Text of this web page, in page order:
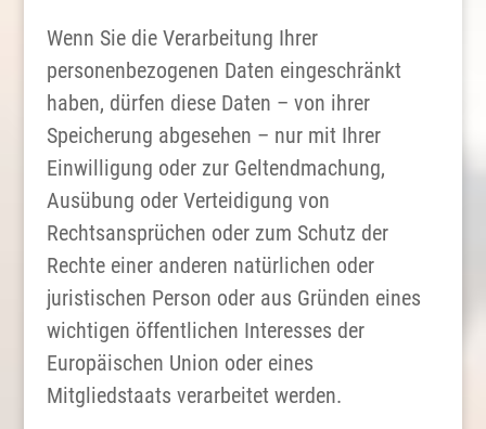
Wenn Sie die Verarbeitung Ihrer
personenbezogenen Daten eingeschränkt
haben, dürfen diese Daten – von ihrer
Speicherung abgesehen – nur mit Ihrer
Einwilligung oder zur Geltendmachung,
Ausübung oder Verteidigung von
Rechtsansprüchen oder zum Schutz der
Rechte einer anderen natürlichen oder
juristischen Person oder aus Gründen eines
wichtigen öffentlichen Interesses der
Europäischen Union oder eines
Mitgliedstaats verarbeitet werden.